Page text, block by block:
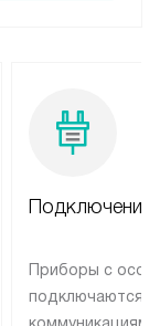
Подключение
Приборы с
подключаются к